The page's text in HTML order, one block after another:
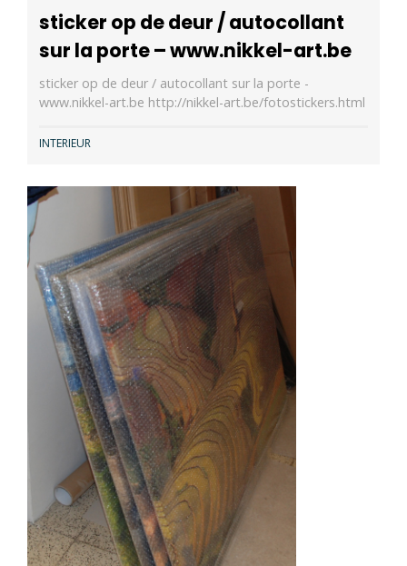
sticker op de deur / autocollant
sur la porte – www.nikkel-art.be
sticker op de deur / autocollant sur la porte -
www.nikkel-art.be http://nikkel-art.be/fotostickers.html
INTERIEUR